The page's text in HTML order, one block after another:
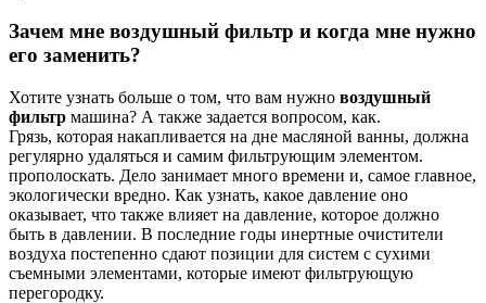
Зачем мне воздушный фильтр и когда мне нужно
его заменить?
Хотите узнать больше о том, что вам нужно воздушный
фильтр машина? А также задается вопросом, как.
Грязь, которая накапливается на дне масляной ванны, должна
регулярно удаляться и самим фильтрующим элементом.
прополоскать. Дело занимает много времени и, самое главное,
экологически вредно. Как узнать, какое давление оно
оказывает, что также влияет на давление, которое должно
быть в давлении. В последние годы инертные очистители
воздуха постепенно сдают позиции для систем с сухими
съемными элементами, которые имеют фильтрующую
перегородку.